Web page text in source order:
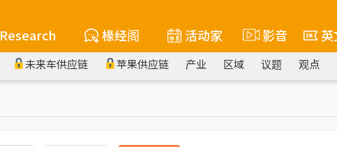
Research 椽经阁 活动家 影音
未来车供应链 苹果供应链 产业 区域 议题 观点